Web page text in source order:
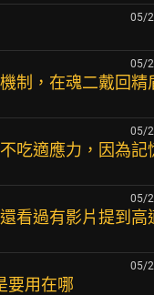
05/
05/
制，在魂二戴回精
05/
吃適應力，因為記
05/
看過有影片提到高
05/
要用在哪